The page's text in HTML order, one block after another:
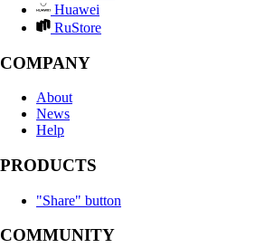
Huawei
RuStore
COMPANY
About
News
Help
PRODUCTS
"Share" button
COMMUNITY